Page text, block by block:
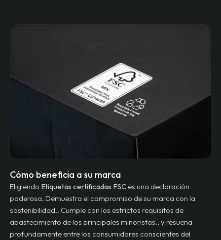
Cómo beneficia a su marca
Eligiendo Etiquetas certificadas FSC es una declaración
poderosa. Demuestra el compromiso de su marca con la
sostenibilidad., Cumple con los estrictos requisitos de
abastecimiento de los principales minoristas., y resuena
profundamente entre los consumidores conscientes del